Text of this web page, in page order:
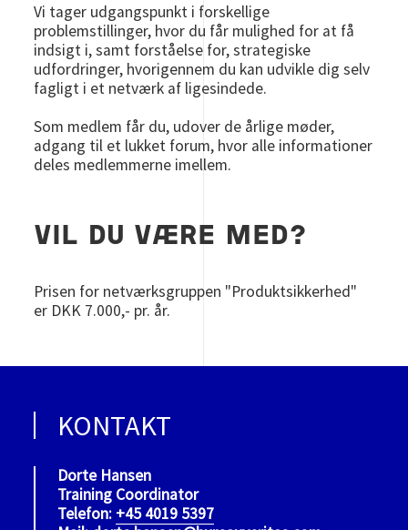
Vi tager udgangspunkt i forskellige
problemstillinger, hvor du får mulighed for at få
indsigt i, samt forståelse for, strategiske
udfordringer, hvorigennem du kan udvikle dig selv
fagligt i et netværk af ligesindede.
Som medlem får du, udover de årlige møder,
adgang til et lukket forum, hvor alle informationer
deles medlemmerne imellem.
VIL DU VÆRE MED?
Prisen for netværksgruppen "Produktsikkerhed"
er DKK 7.000,- pr. år.
KONTAKT
Dorte Hansen
Training Coordinator
Telefon: +45 4019 5397